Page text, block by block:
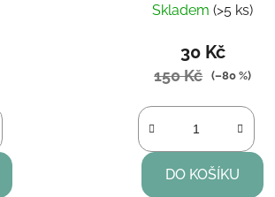
Skladem(>5 ks)
30 Kč
150 Kč (–80 %)
DO KOŠÍKU